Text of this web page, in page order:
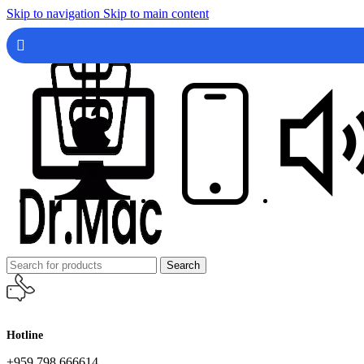
Skip to navigation Skip to main content
Search
Hotline